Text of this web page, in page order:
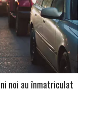
noi au înmatriculat